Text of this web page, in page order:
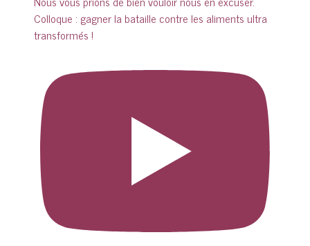
Colloque : gagner la bataille contre les aliments ultra
transformés !